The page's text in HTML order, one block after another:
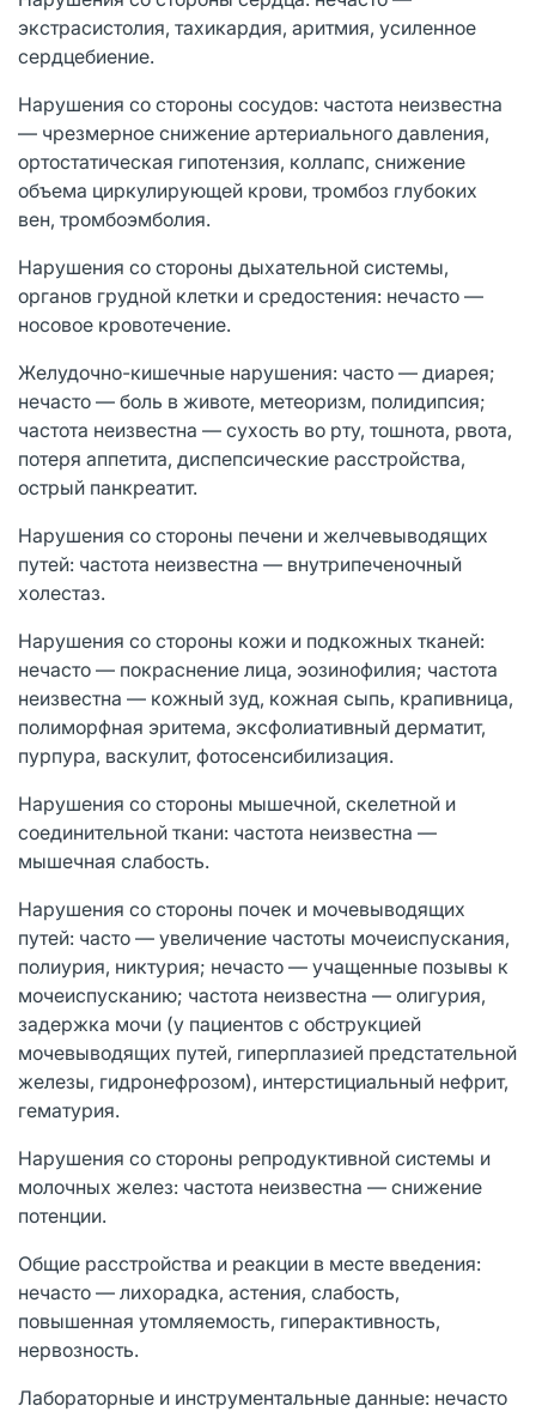
экстрасистолия, тахикардия, аритмия, усиленное
сердцебиение.
Нарушения со стороны сосудов: частота неизвестна
― чрезмерное снижение артериального давления,
ортостатическая гипотензия, коллапс, снижение
объема циркулирующей крови, тромбоз глубоких
вен, тромбоэмболия.
Нарушения со стороны дыхательной системы,
органов грудной клетки и средостения: нечасто ―
носовое кровотечение.
Желудочно-кишечные нарушения: часто ― диарея;
нечасто ― боль в животе, метеоризм, полидипсия;
частота неизвестна ― сухость во рту, тошнота, рвота,
потеря аппетита, диспепсические расстройства,
острый панкреатит.
Нарушения со стороны печени и желчевыводящих
путей: частота неизвестна ― внутрипеченочный
холестаз.
Нарушения со стороны кожи и подкожных тканей:
нечасто ― покраснение лица, эозинофилия; частота
неизвестна ― кожный зуд, кожная сыпь, крапивница,
полиморфная эритема, эксфолиативный дерматит,
пурпура, васкулит, фотосенсибилизация.
Нарушения со стороны мышечной, скелетной и
соединительной ткани: частота неизвестна ―
мышечная слабость.
Нарушения со стороны почек и мочевыводящих
путей: часто ― увеличение частоты мочеиспускания,
полиурия, никтурия; нечасто ― учащенные позывы к
мочеиспусканию; частота неизвестна ― олигурия,
задержка мочи (у пациентов с обструкцией
мочевыводящих путей, гиперплазией предстательной
железы, гидронефрозом), интерстициальный нефрит,
гематурия.
Нарушения со стороны репродуктивной системы и
молочных желез: частота неизвестна ― снижение
потенции.
Общие расстройства и реакции в месте введения:
нечасто ― лихорадка, астения, слабость,
повышенная утомляемость, гиперактивность,
нервозность.
Лабораторные и инструментальные данные: нечасто